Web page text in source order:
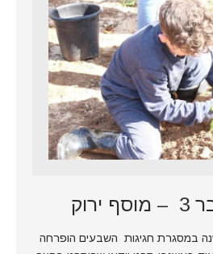
ירוק
2018 לפני שנה במסגרת חגיגות השבעים הופרחה